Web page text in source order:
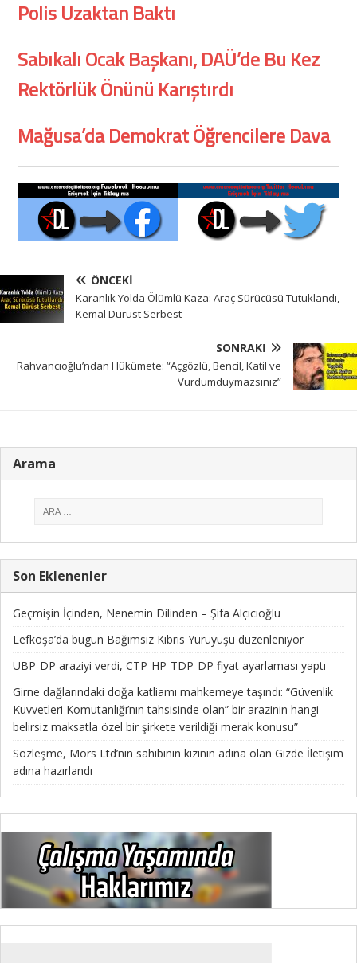
Polis Uzaktan Baktı
Sabıkalı Ocak Başkanı, DAÜ’de Bu Kez
Rektörlük Önünü Karıştırdı
Mağusa’da Demokrat Öğrencilere Dava
ÖNCEKI
Karanlık Yolda Ölümlü Kaza: Araç Sürücüsü Tutuklandı,
Kemal Dürüst Serbest
SONRAKI
Rahvancıoğlu’ndan Hükümete: “Açgözlü, Bencil, Katil ve
Vurdumduymazsınız”
Arama
Son Eklenenler
Geçmişin İçinden, Nenemin Dilinden – Şifa Alçıcıoğlu
Lefkoşa’da bugün Bağımsız Kıbrıs Yürüyüşü düzenleniyor
UBP-DP araziyi verdi, CTP-HP-TDP-DP fiyat ayarlaması yaptı
Girne dağlarındaki doğa katliamı mahkemeye taşındı: “Güvenlik
Kuvvetleri Komutanlığı’nın tahsisinde olan” bir arazinin hangi
belirsiz maksatla özel bir şirkete verildiği merak konusu”
Sözleşme, Mors Ltd’nin sahibinin kızının adına olan Gizde İletişim
adına hazırlandı